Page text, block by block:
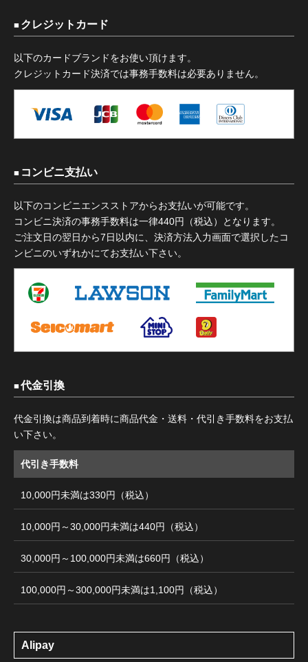
クレジットカード
以下のカードブランドをお使い頂けます。
クレジットカード決済では事務手数料は必要ありません。
コンビニ支払い
以下のコンビニエンスストアからお支払いが可能です。
コンビニ決済の事務手数料は一律440円（税込）となります。
ご注文日の翌日から7日以内に、決済方法入力画面で選択したコ
ンビニのいずれかにてお支払い下さい。
代金引換
代金引換は商品到着時に商品代金・送料・代引き手数料をお支払
い下さい。
代引き手数料
10,000円未満は330円（税込）
10,000円～30,000円未満は440円（税込）
30,000円～100,000円未満は660円（税込）
100,000円～300,000円未満は1,100円（税込）
Alipay